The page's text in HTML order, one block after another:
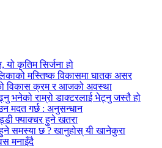
यो कृतिम सिर्जना हो
मस्तिष्क विकासमा घातक असर
विकास क्रम र आजको अवस्था
भनेको राम्रो डाक्टरलाई भेट्नु जस्तै हो
मदत गर्छ : अनुसन्धान
फ्याक्चर हुने खतरा
हुने समस्या छ ? खानुहोस् यी खानेकुरा
मनाइँदै